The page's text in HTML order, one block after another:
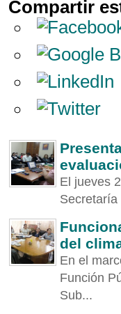
Compartir
El jueves
del
En el
Función
Sub...